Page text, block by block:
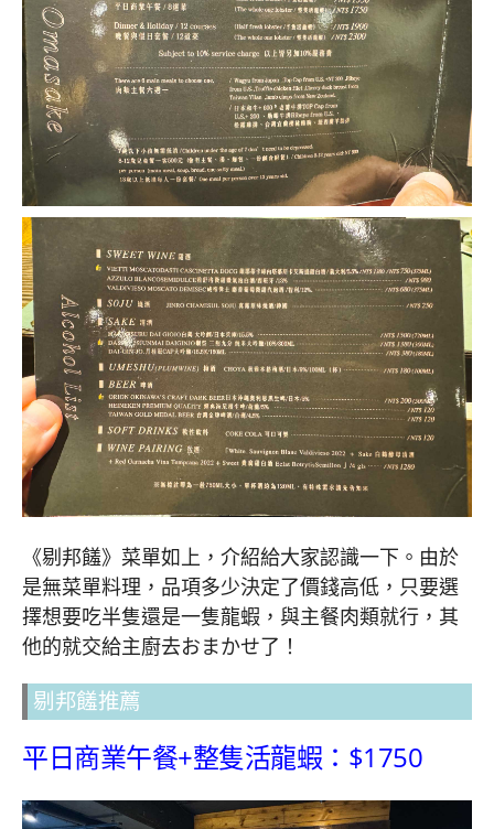
《剔邦饈》菜單如上，介紹給大家認識一下。由於
是無菜單料理，品項多少決定了價錢高低，只要選
擇想要吃半隻還是一隻龍蝦，與主餐肉類就行，其
他的就交給主廚去おまかせ了！
剔邦饈推薦
平日商業午餐+整隻活龍蝦：$1750